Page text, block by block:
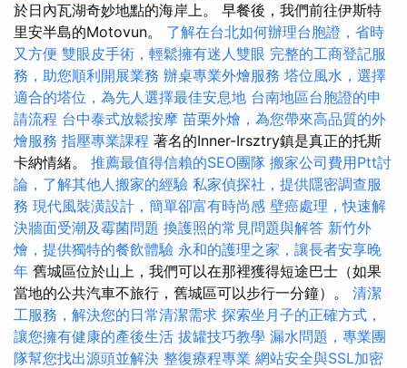
於日內瓦湖奇妙地點的海岸上。 早餐後，我們前往伊斯特
里安半島的Motovun。 了解在台北如何辦理台胞證，省時
又方便 雙眼皮手術，輕鬆擁有迷人雙眼 完整的工商登記服
務，助您順利開展業務 辦桌專業外燴服務 塔位風水，選擇
適合的塔位，為先人選擇最佳安息地 台南地區台胞證的申
請流程 台中泰式放鬆按摩 苗栗外燴，為您帶來高品質的外
燴服務 指壓專業課程 著名的Inner-Irsztry鎮是真正的托斯
卡納情緒。 推薦最值得信賴的SEO團隊 搬家公司費用Ptt討
論，了解其他人搬家的經驗 私家偵探社，提供隱密調查服
務 現代風裝潢設計，簡單卻富有時尚感 壁癌處理，快速解
決牆面受潮及霉菌問題 換護照的常見問題與解答 新竹外
燴，提供獨特的餐飲體驗 永和的護理之家，讓長者安享晚
年 舊城區位於山上，我們可以在那裡獲得短途巴士（如果
當地的公共汽車不旅行，舊城區可以步行一分鐘）。 清潔
工服務，解決您的日常清潔需求 探索坐月子的正確方式，
讓您擁有健康的產後生活 拔罐技巧教學 漏水問題，專業團
隊幫您找出源頭並解決 整復療程專業 網站安全與SSL加密